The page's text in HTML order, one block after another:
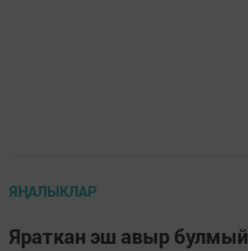
ЯҢАЛЫКЛАР
Яраткан эш авыр булмый